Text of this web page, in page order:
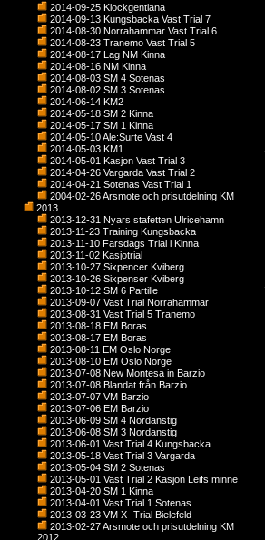
2014-09-25 Klockgentiana
2014-09-13 Kungsbacka Vast Trial 7
2014-08-30 Norrahammar Vast Trial 6
2014-08-23 Tranemo Vast Trial 5
2014-08-17 Lag NM Kinna
2014-08-16 NM Kinna
2014-08-03 SM 4 Sotenas
2014-08-02 SM 3 Sotenas
2014-06-14 KM2
2014-05-18 SM 2 Kinna
2014-05-17 SM 1 Kinna
2014-05-10 Ale:Surte Vast 4
2014-05-03 KM1
2014-05-01 Kasjon Vast Trial 3
2014-04-26 Vargarda Vast Trial 2
2014-04-21 Sotenas Vast Trial 1
2004-02-26 Arsmote och prisutdelning KM
2013
2013-12-31 Nyars stafetten Ulricehamn
2013-11-23 Training Kungsbacka
2013-11-10 Farsdags Trial i Kinna
2013-11-02 Kasjotrial
2013-10-27 Sixpencer Kviberg
2013-10-26 Sixpenser Kviberg
2013-10-12 SM 6 Partille
2013-09-07 Vast Trial Norrahammar
2013-08-31 Vast Trial 5 Tranemo
2013-08-18 EM Boras
2013-08-17 EM Boras
2013-08-11 EM Oslo Norge
2013-08-10 EM Oslo Norge
2013-07-08 New Montesa in Barzio
2013-07-08 Blandat från Barzio
2013-07-07 VM Barzio
2013-07-06 EM Barzio
2013-06-09 SM 4 Nordanstig
2013-06-08 SM 3 Nordanstig
2013-06-01 Vast Trial 4 Kungsbacka
2013-05-18 Vast Trial 3 Vargarda
2013-05-04 SM 2 Sotenas
2013-05-01 Vast Trial 2 Kasjon Leifs minne
2013-04-20 SM 1 Kinna
2013-04-01 Vast Trial 1 Sotenas
2013-03-23 VM X- Trial Bielefeld
2013-02-27 Arsmote och prisutdelning KM
2012